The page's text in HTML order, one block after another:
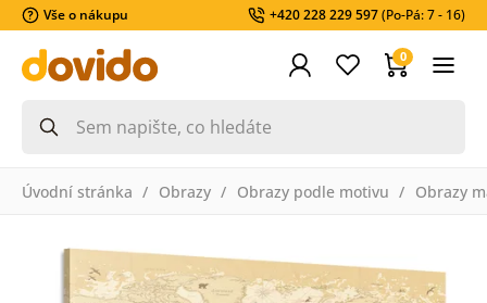
Vše o nákupu +420 228 229 597(Po-Pá: 7 - 16)
0
Úvodní stránka Obrazy Obrazy podle motivu Obrazy